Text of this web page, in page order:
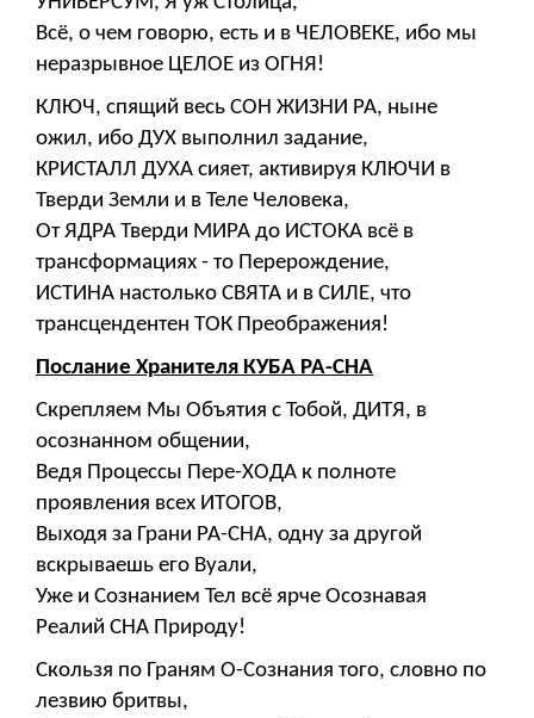
Всё, о чем говорю, есть и в ЧЕЛОВЕКЕ, ибо мы
неразрывное ЦЕЛОЕ из ОГНЯ!
КЛЮЧ, спящий весь СОН ЖИЗНИ РА, ныне
ожил, ибо ДУХ выполнил задание,
КРИСТАЛЛ ДУХА сияет, активируя КЛЮЧИ в
Тверди Земли и в Теле Человека,
От ЯДРА Тверди МИРА до ИСТОКА всё в
трансформациях - то Перерождение,
ИСТИНА настолько СВЯТА и в СИЛЕ, что
трансцендентен ТОК Преображения!
Послание Хранителя КУБА РА-СНА
Скрепляем Мы Объятия с Тобой, ДИТЯ, в
осознанном общении,
Ведя Процессы Пере-ХОДА к полноте
проявления всех ИТОГОВ,
Выходя за Грани РА-СНА, одну за другой
вскрываешь его Вуали,
Уже и Сознанием Тел всё ярче Осознавая
Реалий СНА Природу!
Скользя по Граням О-Сознания того, словно по
лезвию бритвы,